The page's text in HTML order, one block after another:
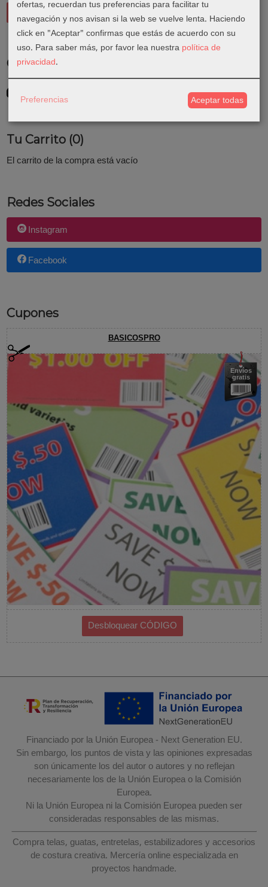
Costes de Envío
Consultar Destinos
Tu Carrito (0)
El carrito de la compra está vacío
Redes Sociales
Instagram
Facebook
Cupones
BASICOSPRO
Envíos
gratis
Financiado por la Unión Europea - Next Generation EU.
Sin embargo, los puntos de vista y las opiniones expresadas
son únicamente los del autor o autores y no reflejan
necesariamente los de la Unión Europea o la Comisión
Europea.
Ni la Unión Europea ni la Comisión Europea pueden ser
consideradas responsables de las mismas.
Compra telas, guatas, entretelas, estabilizadores y accesorios
de costura creativa. Mercería online especializada en
proyectos handmade.
ofertas, recuerdan tus preferencias para facilitar tu
navegación y nos avisan si la web se vuelve lenta. Haciendo
click en "Aceptar" confirmas que estás de acuerdo con su
uso. Para saber más, por favor lea nuestra política de
privacidad.
Preferencias Aceptar todas